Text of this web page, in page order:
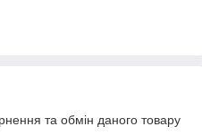
та обмін даного товару